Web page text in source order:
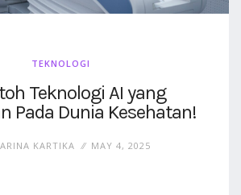
TEKNOLOGI
Teknologi AI yang
Pada Dunia Kesehatan!
KARTIKA MAY 4, 2025